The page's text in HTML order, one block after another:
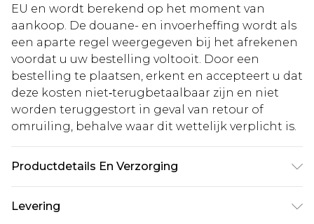
EU en wordt berekend op het moment van
aankoop. De douane- en invoerheffing wordt als
een aparte regel weergegeven bij het afrekenen
voordat u uw bestelling voltooit. Door een
bestelling te plaatsen, erkent en accepteert u dat
deze kosten niet‑terugbetaalbaar zijn en niet
worden teruggestort in geval van retour of
omruiling, behalve waar dit wettelijk verplicht is.
Productdetails En Verzorging
Materialen; Voering: synthetisch leer, Materialen;
Levering